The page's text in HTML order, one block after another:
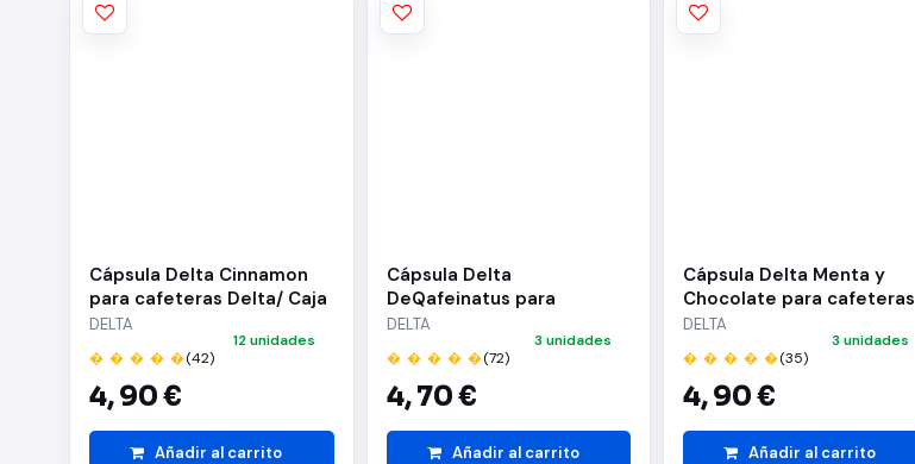
Cápsula Delta Cinnamon
para cafeteras Delta/ Caja
de 10
DELTA
� � � � �(42)
4,90 €
12 unidades
Añadir al carrito
Cápsula Delta
DeQafeinatus para
cafeteras Delta/ Caja de
10
DELTA
� � � � �(72)
4,70 €
3 unidades
Añadir al carrito
Cápsula Delta Menta y
Chocolate para cafeteras
Delta/ Caja de 10
DELTA
� � � � �(35)
4,90 €
3 unidades
Añadir al carrito